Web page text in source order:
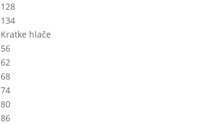
128
134
Kratke hlače
56
62
68
74
80
86